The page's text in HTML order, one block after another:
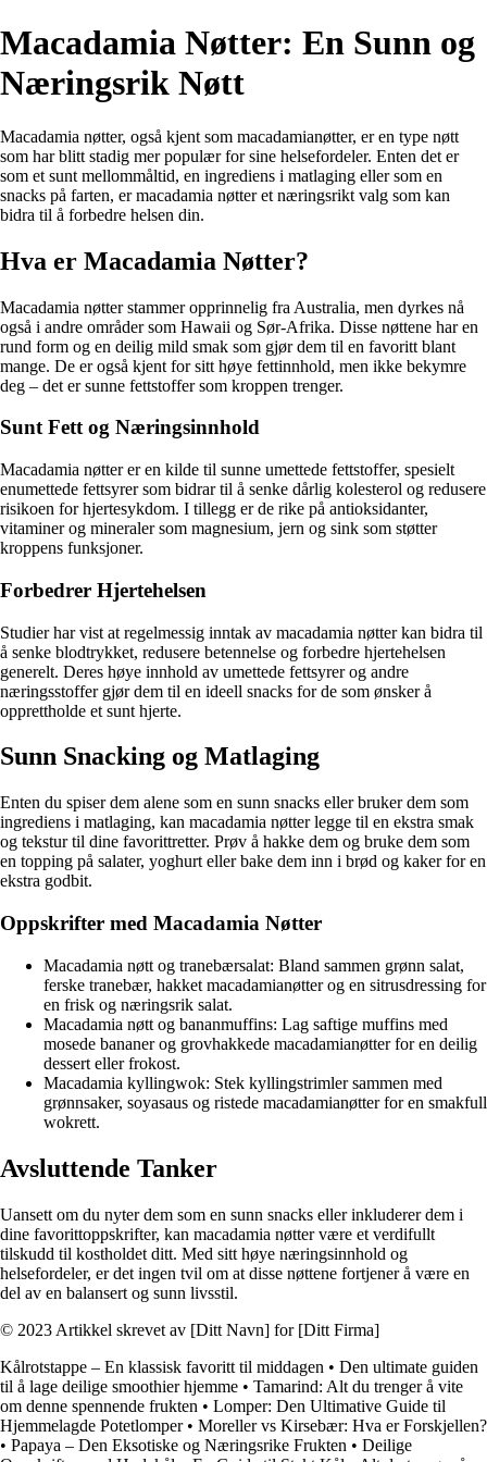
Macadamia Nøtter: En Sunn og
Næringsrik Nøtt
Macadamia nøtter, også kjent som macadamianøtter, er en type nøtt
som har blitt stadig mer populær for sine helsefordeler. Enten det er
som et sunt mellommåltid, en ingrediens i matlaging eller som en
snacks på farten, er macadamia nøtter et næringsrikt valg som kan
bidra til å forbedre helsen din.
Hva er Macadamia Nøtter?
Macadamia nøtter stammer opprinnelig fra Australia, men dyrkes nå
også i andre områder som Hawaii og Sør-Afrika. Disse nøttene har en
rund form og en deilig mild smak som gjør dem til en favoritt blant
mange. De er også kjent for sitt høye fettinnhold, men ikke bekymre
deg – det er sunne fettstoffer som kroppen trenger.
Sunt Fett og Næringsinnhold
Macadamia nøtter er en kilde til sunne umettede fettstoffer, spesielt
enumettede fettsyrer som bidrar til å senke dårlig kolesterol og redusere
risikoen for hjertesykdom. I tillegg er de rike på antioksidanter,
vitaminer og mineraler som magnesium, jern og sink som støtter
kroppens funksjoner.
Forbedrer Hjertehelsen
Studier har vist at regelmessig inntak av macadamia nøtter kan bidra til
å senke blodtrykket, redusere betennelse og forbedre hjertehelsen
generelt. Deres høye innhold av umettede fettsyrer og andre
næringsstoffer gjør dem til en ideell snacks for de som ønsker å
opprettholde et sunt hjerte.
Sunn Snacking og Matlaging
Enten du spiser dem alene som en sunn snacks eller bruker dem som
ingrediens i matlaging, kan macadamia nøtter legge til en ekstra smak
og tekstur til dine favorittretter. Prøv å hakke dem og bruke dem som
en topping på salater, yoghurt eller bake dem inn i brød og kaker for en
ekstra godbit.
Oppskrifter med Macadamia Nøtter
Macadamia nøtt og tranebærsalat: Bland sammen grønn salat,
ferske tranebær, hakket macadamianøtter og en sitrusdressing for
en frisk og næringsrik salat.
Macadamia nøtt og bananmuffins: Lag saftige muffins med
mosede bananer og grovhakkede macadamianøtter for en deilig
dessert eller frokost.
Macadamia kyllingwok: Stek kyllingstrimler sammen med
grønnsaker, soyasaus og ristede macadamianøtter for en smakfull
wokrett.
Avsluttende Tanker
Uansett om du nyter dem som en sunn snacks eller inkluderer dem i
dine favorittoppskrifter, kan macadamia nøtter være et verdifullt
tilskudd til kostholdet ditt. Med sitt høye næringsinnhold og
helsefordeler, er det ingen tvil om at disse nøttene fortjener å være en
del av en balansert og sunn livsstil.
© 2023 Artikkel skrevet av [Ditt Navn] for [Ditt Firma]
Kålrotstappe – En klassisk favoritt til middagen • Den ultimate guiden
til å lage deilige smoothier hjemme • Tamarind: Alt du trenger å vite
om denne spennende frukten • Lomper: Den Ultimative Guide til
Hjemmelagde Potetlomper• Moreller vs Kirsebær: Hva er Forskjellen?
• Papaya – Den Eksotiske og Næringsrike Frukten • Deilige